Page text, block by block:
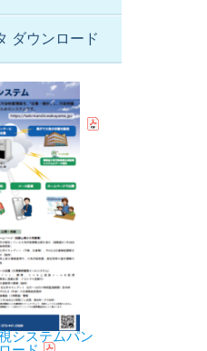
ダウンロード
システムパン